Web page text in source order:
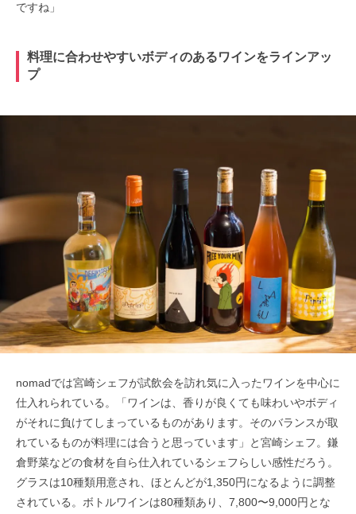
ですね」
料理に合わせやすいボディのあるワインをラインアッ
プ
nomadでは宮崎シェフが試飲会を訪れ気に入ったワインを中心に
仕入れられている。「ワインは、香りが良くても味わいやボディ
がそれに負けてしまっているものがあります。そのバランスが取
れているものが料理には合うと思っています」と宮崎シェフ。鎌
倉野菜などの食材を自ら仕入れているシェフらしい感性だろう。
グラスは10種類用意され、ほとんどが1,350円になるように調整
されている。ボトルワインは80種類あり、7,800〜9,000円とな